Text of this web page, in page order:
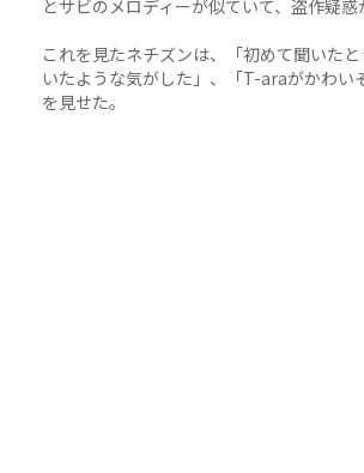
とサビのメロディーが似ていて、盗作疑惑
これを見たネチズンは、「初めて聞いた
いたような気がした」、「T-araがかわい
を見せた。